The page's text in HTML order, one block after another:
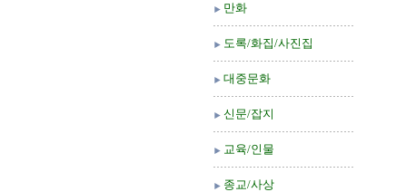
만화
도록/화집/사진집
대중문화
신문/잡지
교육/인물
종교/사상